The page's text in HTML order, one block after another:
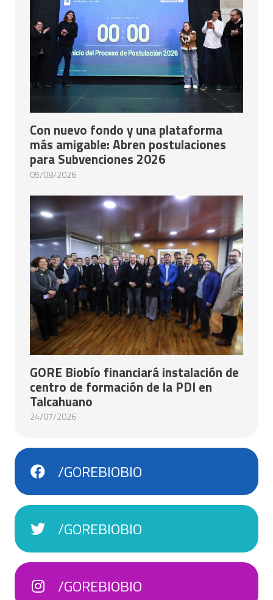
Con nuevo fondo y una plataforma
más amigable: Abren postulaciones
para Subvenciones 2026
05/08/2026
GORE Biobío financiará instalación de
centro de formación de la PDI en
Talcahuano
24/07/2026
/GOREBIOBIO
/GOREBIOBIO
/GOREBIOBIO